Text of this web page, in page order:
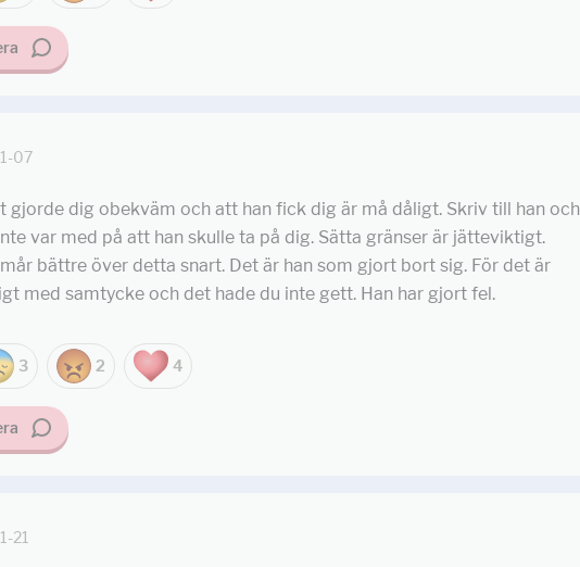
07
gjorde dig obekväm och att han fick dig är må dåligt. Skriv till han och
var med på att han skulle ta på dig. Sätta gränser är jätteviktigt.
bättre över detta snart. Det är han som gjort bort sig. För det är
med samtycke och det hade du inte gett. Han har gjort fel.
3 2 4
21